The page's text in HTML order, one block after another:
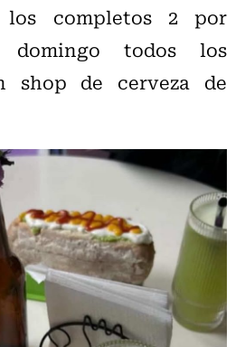
los completos 2 por
todos los
shop de cerveza de